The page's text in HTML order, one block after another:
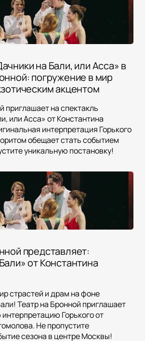
на Бали, или Асса» в
погружение в мир
акцентом
приглашает на спектакль
или Асса» от Константина
интерпретация Горького
обещает стать событием
уникальную постановку!
представляет:
от Константина
страстей и драм на фоне
Театр на Бронной приглашает
Горького от
Не пропустите
сезона в центре Москвы!